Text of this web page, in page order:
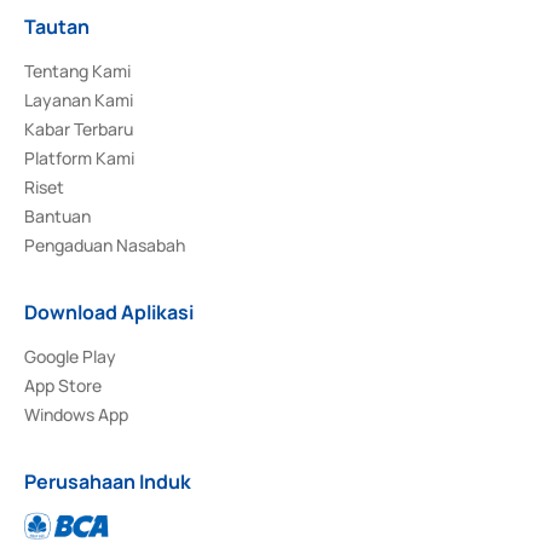
Tautan
Tentang Kami
Layanan Kami
Kabar Terbaru
Platform Kami
Riset
Bantuan
Pengaduan Nasabah
Download Aplikasi
Google Play
App Store
Windows App
Perusahaan Induk